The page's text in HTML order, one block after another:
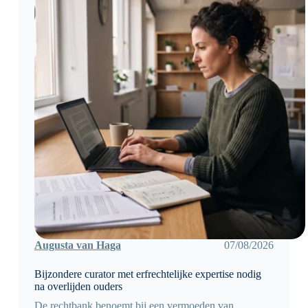
Augusta van Haga 07/08/2026
Bijzondere curator met erfrechtelijke expertise nodig
na overlijden ouders
De rechtbank benoemt bij een vermoeden van